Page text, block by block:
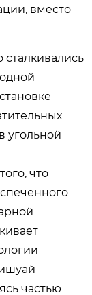
вместо
угольной
что
частью